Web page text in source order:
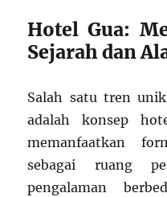
Hotel Gua:
Sejarah dan
Salah satu tren
adalah konsep
memanfaatkan
sebagai ruang
pengalaman